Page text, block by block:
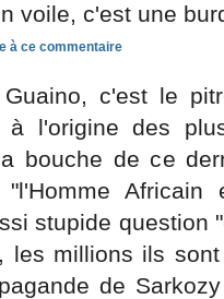
voile, c'est une
c'est le
à l'origine des
bouche de ce
"l'Homme
stupide question
les millions ils
de